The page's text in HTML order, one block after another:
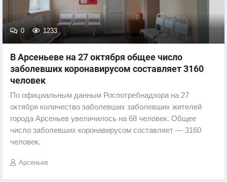
0 1233
В Арсеньеве на 27 октября общее число
заболевших коронавирусом составляет 3160
человек
По официальным данным Роспотребнадзора на 27
октября количество заболевших заболевших жителей
города Арсеньев увеличилось на 68 человек. Общее
число заболевших коронавирусом составляет — 3160
человек.
Арсеньев